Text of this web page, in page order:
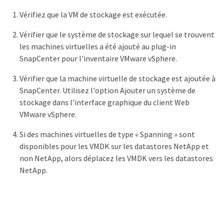
Vérifiez que la VM de stockage est exécutée.
Vérifier que le système de stockage sur lequel se trouvent
les machines virtuelles a été ajouté au plug-in
SnapCenter pour l'inventaire VMware vSphere.
Vérifier que la machine virtuelle de stockage est ajoutée à
SnapCenter. Utilisez l'option Ajouter un système de
stockage dans l'interface graphique du client Web
VMware vSphere.
Si des machines virtuelles de type « Spanning » sont
disponibles pour les VMDK sur les datastores NetApp et
non NetApp, alors déplacez les VMDK vers les datastores
NetApp.